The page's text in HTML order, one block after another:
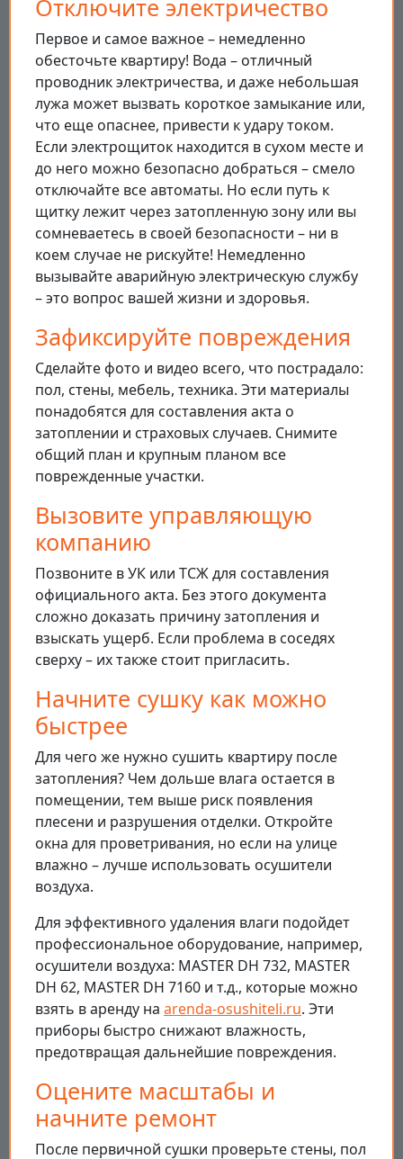
Отключите электричество
Первое и самое важное – немедленно
обесточьте квартиру! Вода – отличный
проводник электричества, и даже небольшая
лужа может вызвать короткое замыкание или,
что еще опаснее, привести к удару током.
Если электрощиток находится в сухом месте и
до него можно безопасно добраться – смело
отключайте все автоматы. Но если путь к
щитку лежит через затопленную зону или вы
сомневаетесь в своей безопасности – ни в
коем случае не рискуйте! Немедленно
вызывайте аварийную электрическую службу
– это вопрос вашей жизни и здоровья.
Зафиксируйте повреждения
Сделайте фото и видео всего, что пострадало:
пол, стены, мебель, техника. Эти материалы
понадобятся для составления акта о
затоплении и страховых случаев. Снимите
общий план и крупным планом все
поврежденные участки.
Вызовите управляющую
компанию
Позвоните в УК или ТСЖ для составления
официального акта. Без этого документа
сложно доказать причину затопления и
взыскать ущерб. Если проблема в соседях
сверху – их также стоит пригласить.
Начните сушку как можно
быстрее
Для чего же нужно сушить квартиру после
затопления? Чем дольше влага остается в
помещении, тем выше риск появления
плесени и разрушения отделки. Откройте
окна для проветривания, но если на улице
влажно – лучше использовать осушители
воздуха.
Для эффективного удаления влаги подойдет
профессиональное оборудование, например,
осушители воздуха: MASTER DH 732, MASTER
DH 62, MASTER DH 7160 и т.д., которые можно
взять в аренду на arenda-osushiteli.ru. Эти
приборы быстро снижают влажность,
предотвращая дальнейшие повреждения.
Оцените масштабы и
начните ремонт
После первичной сушки проверьте стены, пол